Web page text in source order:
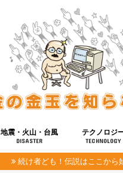
地震・火山・台風
DISASTER
テクノロジ
TECHNOLOGY
健康
宇宙
続け者ども！伝説はここから